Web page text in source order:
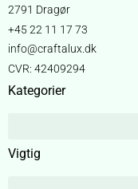
2791 Dragør
+45 22 11 17 73
info@craftalux.dk
CVR: 42409294
Kategorier
Vigtig